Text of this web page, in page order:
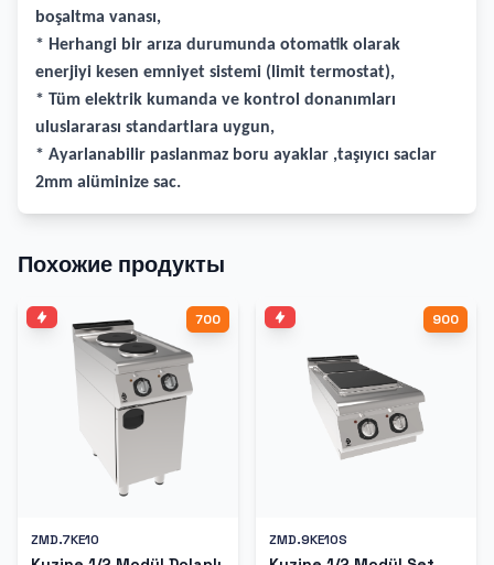
boşaltma vanası,
* Herhangi bir arıza durumunda otomatik olarak
enerjiyi kesen emniyet sistemi (limit termostat),
* Tüm elektrik kumanda ve kontrol donanımları
uluslararası standartlara uygun,
* Ayarlanabilir paslanmaz boru ayaklar ,taşıyıcı saclar
2mm alüminize sac.
Похожие продукты
700
ZMD.7KE10
900
ZMD.9KE10S